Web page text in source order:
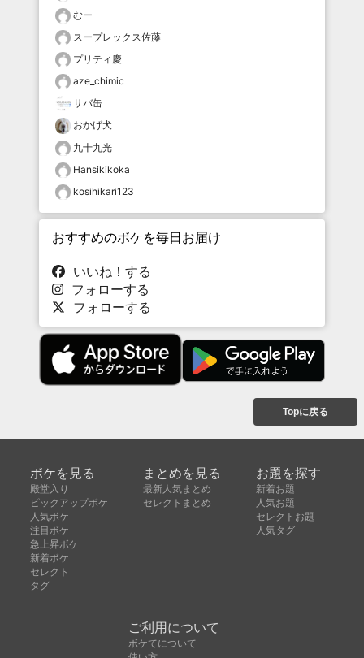
むー
スープレックス佐藤
プリティ慶
aze_chimic
サバ缶
おかげ犬
九十九光
Hansikikoka
kosihikari123
おすすめのボケを毎日お届け
いいね！する
フォローする
フォローする
Topに戻る
ボケを見る
殿堂入り
ピックアップボケ
人気ボケ
注目ボケ
急上昇ボケ
新着ボケ
セレクト
タグ
まとめを見る
最新人気まとめ
セレクトまとめ
お題を探す
新着お題
人気お題
セレクトお題
人気タグ
ご利用について
ボケてについて